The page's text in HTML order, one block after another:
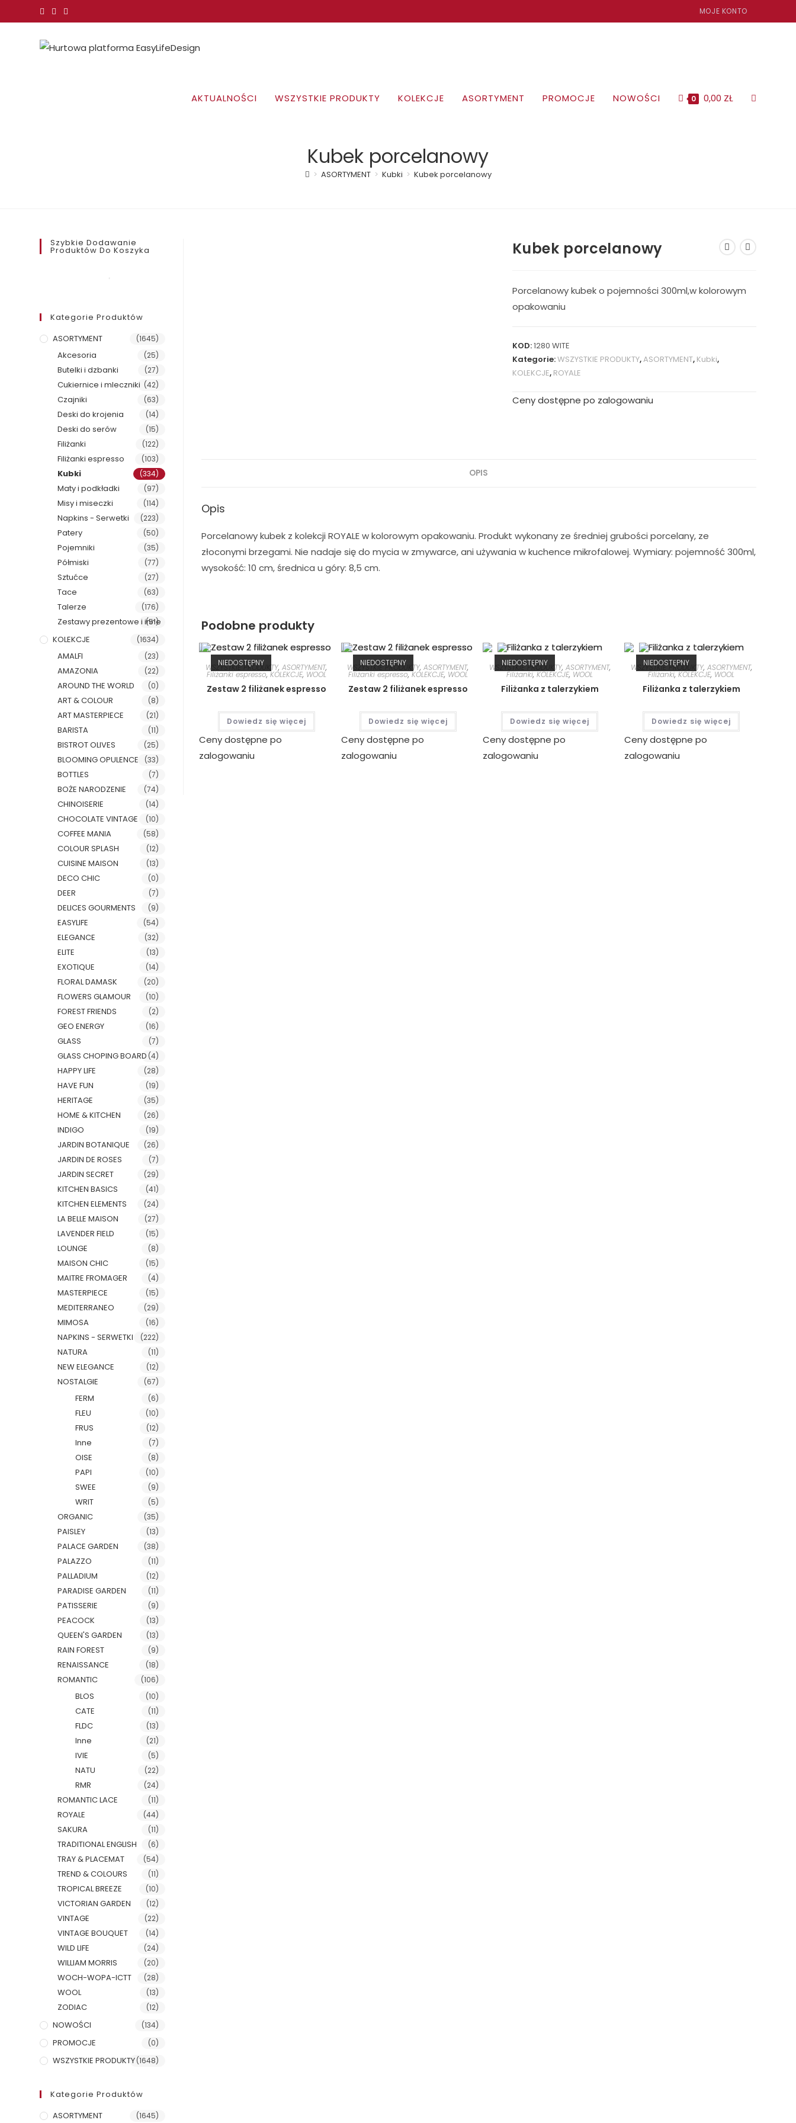
treści
MOJE KONTO
AKTUALNOŚCI WSZYSTKIE PRODUKTY KOLEKCJE ASORTYMENT PROMOCJE NOWOŚCI 0 0,00 ZŁ TOGGLE
Kubek porcelanowy
> ASORTYMENT > Kubki > Kubek porcelanowy
Kubek porcelanowy
Porcelanowy kubek o pojemności 300ml,w kolorowym
opakowaniu
KOD:1280 WITE
Kategorie:WSZYSTKIE PRODUKTY,ASORTYMENT, Kubki,
KOLEKCJE, ROYALE
Ceny dostępne po zalogowaniu
OPIS
Opis
Porcelanowy kubek z kolekcji ROYALE w kolorowym opakowaniu. Produkt wykonany ze średniej grubości porcelany, ze
złoconymi brzegami. Nie nadaje się do mycia w zmywarce, ani używania w kuchence mikrofalowej. Wymiary: pojemność 300ml,
wysokość: 10 cm, średnica u góry: 8,5 cm.
Podobne produkty
NIEDOSTĘPNY
WSZYSTKIE PRODUKTY,ASORTYMENT,
Filiżanki espresso,KOLEKCJE, WOOL
Zestaw 2 filiżanek espresso
Dowiedz się więcej
Ceny dostępne po
zalogowaniu
NIEDOSTĘPNY
WSZYSTKIE PRODUKTY,ASORTYMENT,
Filiżanki espresso,KOLEKCJE, WOOL
Zestaw 2 filiżanek espresso
Dowiedz się więcej
Ceny dostępne po
zalogowaniu
NIEDOSTĘPNY
WSZYSTKIE PRODUKTY, ASORTYMENT,
Filiżanki,KOLEKCJE, WOOL
Filiżanka z talerzykiem
Dowiedz się więcej
Ceny dostępne po
zalogowaniu
NIEDOSTĘPNY
WSZYSTKIE PRODUKTY, ASORTYMENT,
Filiżanki,KOLEKCJE, WOOL
Filiżanka z talerzykiem
Dowiedz się więcej
Ceny dostępne po
zalogowaniu
Szybkie Dodawanie
Produktów Do Koszyka
Kategorie Produktów
ASORTYMENT
(1645)
Akcesoria (25)
Butelki i dzbanki (27)
Cukiernice i mleczniki (42)
Czajniki (63)
Deski do krojenia (14)
Deski do serów (15)
Filiżanki (122)
Filiżanki espresso (103)
Kubki (334)
Maty i podkładki (97)
Misy i miseczki (114)
Napkins - Serwetki (223)
Patery (50)
Pojemniki (35)
Półmiski (77)
Sztućce (27)
Tace (63)
Talerze (176)
Zestawy prezentowe i inne
(51)
KOLEKCJE (1634)
AMALFI (23)
AMAZONIA (22)
AROUND THE WORLD (0)
ART & COLOUR (8)
ART MASTERPIECE (21)
BARISTA (11)
BISTROT OLIVES (25)
BLOOMING OPULENCE (33)
BOTTLES (7)
BOŻE NARODZENIE (74)
CHINOISERIE (14)
CHOCOLATE VINTAGE (10)
COFFEE MANIA (58)
COLOUR SPLASH (12)
CUISINE MAISON (13)
DECO CHIC (0)
DEER (7)
DELICES GOURMENTS (9)
EASYLIFE (54)
ELEGANCE (32)
ELITE (13)
EXOTIQUE (14)
FLORAL DAMASK (20)
FLOWERS GLAMOUR (10)
FOREST FRIENDS (2)
GEO ENERGY (16)
GLASS (7)
GLASS CHOPING BOARD (4)
HAPPY LIFE (28)
HAVE FUN (19)
HERITAGE (35)
HOME & KITCHEN (26)
INDIGO (19)
JARDIN BOTANIQUE (26)
JARDIN DE ROSES (7)
JARDIN SECRET (29)
KITCHEN BASICS (41)
KITCHEN ELEMENTS (24)
LA BELLE MAISON (27)
LAVENDER FIELD (15)
LOUNGE (8)
MAISON CHIC (15)
MAITRE FROMAGER (4)
MASTERPIECE (15)
MEDITERRANEO (29)
MIMOSA (16)
NAPKINS - SERWETKI (222)
NATURA (11)
NEW ELEGANCE (12)
NOSTALGIE (67)
FERM (6)
FLEU (10)
FRUS (12)
Inne (7)
OISE (8)
PAPI (10)
SWEE (9)
WRIT (5)
ORGANIC (35)
PAISLEY (13)
PALACE GARDEN (38)
PALAZZO (11)
PALLADIUM (12)
PARADISE GARDEN (11)
PATISSERIE (9)
PEACOCK (13)
QUEEN'S GARDEN (13)
RAIN FOREST (9)
RENAISSANCE (18)
ROMANTIC (106)
BLOS (10)
CATE (11)
FLDC (13)
Inne (21)
IVIE (5)
NATU (22)
RMR (24)
ROMANTIC LACE (11)
ROYALE (44)
SAKURA (11)
TRADITIONAL ENGLISH (6)
TRAY & PLACEMAT (54)
TREND & COLOURS (11)
TROPICAL BREEZE (10)
VICTORIAN GARDEN (12)
VINTAGE (22)
VINTAGE BOUQUET (14)
WILD LIFE (24)
WILLIAM MORRIS (20)
WOCH-WOPA-ICTT (28)
WOOL (13)
ZODIAC (12)
NOWOŚCI (134)
PROMOCJE (0)
WSZYSTKIE PRODUKTY(1648)
Kategorie Produktów
ASORTYMENT
(1645)